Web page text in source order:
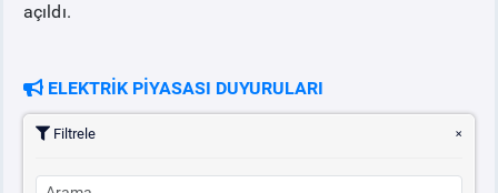
PİYASA
SERBEST TÜKETİCİ
MALİ UZLAŞTIRMA
açıldı.
ELEKTRİK PİYASASI DUYURULARI
Filtrele